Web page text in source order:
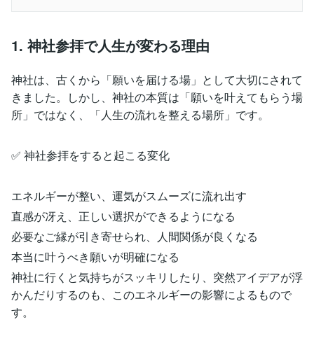
1. 神社参拝で人生が変わる理由
神社は、古くから「願いを届ける場」として大切にされて
きました。しかし、神社の本質は「願いを叶えてもらう場
所」ではなく、「人生の流れを整える場所」です。
✅ 神社参拝をすると起こる変化
エネルギーが整い、運気がスムーズに流れ出す
直感が冴え、正しい選択ができるようになる
必要なご縁が引き寄せられ、人間関係が良くなる
本当に叶うべき願いが明確になる
神社に行くと気持ちがスッキリしたり、突然アイデアが浮
かんだりするのも、このエネルギーの影響によるもので
す。